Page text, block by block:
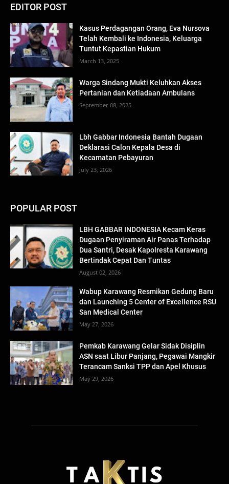
EDITOR POST
Kasus Perdagangan Orang, Eva Nursova
Telah Kembali ke Indonesia, Keluarga
Tuntut Kepastian Hukum
March 13, 2025
Warga Sindang Mukti Keluhkan Akses
Pertanian dan Ketiadaan Ambulans
September 08, 2025
Lbh Gabbar Indonesia Bantah Dugaan
Deklarasi Calon Kepala Desa di
Kecamatan Pebayuran
July 23, 2026
POPULAR POST
LBH GABBAR INDONESIA Kecam Keras
Dugaan Penyiraman Air Panas Terhadap
Dua Santri, Desak Kapolresta Karawang
Bertindak Cepat Dan Tuntas
August 02, 2026
Wabup Karawang Resmikan Gedung Baru
dan Launching 5 Center of Excellence RSU
San Medical Center
May 27, 2026
Pemkab Karawang Gelar Sidak Disiplin
ASN saat Libur Panjang, Pegawai Mangkir
Terancam Sanksi TPP dan Apel Khusus
May 29, 2026